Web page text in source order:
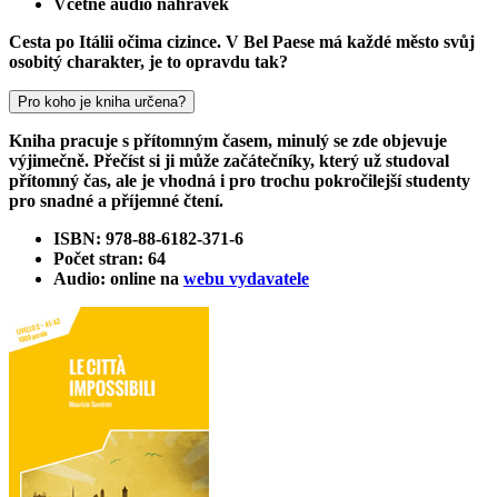
Včetně audio nahrávek
Cesta po Itálii očima cizince. V Bel Paese má každé město svůj
osobitý charakter, je to opravdu tak?
Pro koho je kniha určena?
Kniha pracuje s přítomným časem, minulý se zde objevuje
výjimečně. Přečíst si ji může začátečníky, který už studoval
přítomný čas, ale je vhodná i pro trochu pokročilejší studenty
pro snadné a příjemné čtení.
ISBN: 978-88-6182-371-6
Počet stran: 64
Audio: online na webu vydavatele